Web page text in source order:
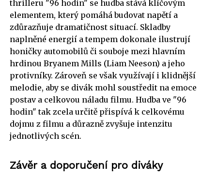
thrilleru "96 hodin" se hudba stává klíčovým
elementem, který pomáhá budovat napětí a
zdůrazňuje dramatičnost situací. Skladby
naplněné energií a tempem dokonale ilustrují
honičky automobilů či souboje mezi hlavním
hrdinou Bryanem Mills (Liam Neeson) a jeho
protivníky. Zároveň se však využívají i klidnější
melodie, aby se divák mohl soustředit na emoce
postav a celkovou náladu filmu. Hudba ve "96
hodin" tak zcela určitě přispívá k celkovému
dojmu z filmu a důrazně zvyšuje intenzitu
jednotlivých scén.
Závěr a doporučení pro diváky